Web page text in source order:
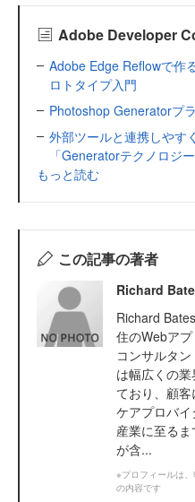
Adobe Developer
Adobe Edge Reflowで作
ロトタイプ入門
Photoshop Generatorプ
外部ツールと連携しやす
「Generatorテクノロジ
もっと読む
この記事の著者
Richard
Richard
住のWebア
コンサルタ
は幅広くの
ており、顧
ケアプロバ
産業に至る
が含...
※プロフィールは
の内容です